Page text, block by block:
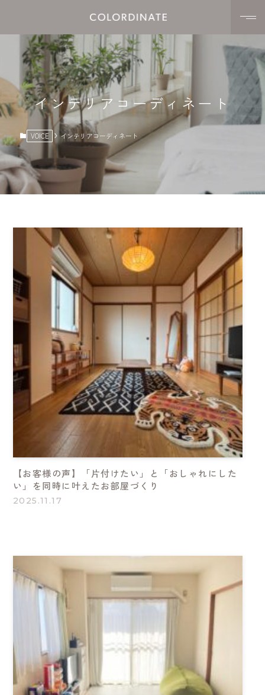
HOME ホーム
SERVICE サービス
ー インテリアコーディネート
ー 整理収納アドバイス
ー 施主さん向けお家コンサル
CASE 施工例
お客様の声
BLOG ブログ
ABOUT 私について
CONTACT
特定商取引法の表記
インテリアコーディネート
VOICE インテリアコーディネート
【お客様の声】「片付けたい」と「おしゃれにした
い」を同時に叶えたお部屋づくり
2025.11.17